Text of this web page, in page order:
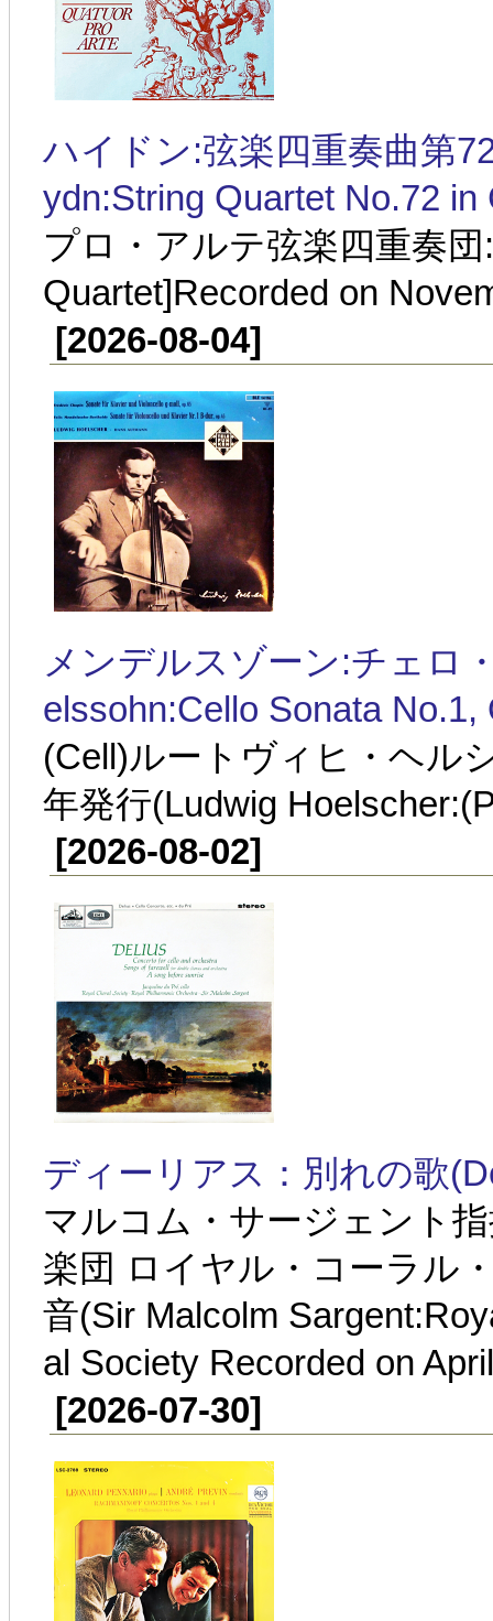
ハイドン:弦楽四重奏曲第
ydn:String Quartet No.72
プロ・アルテ弦楽四重奏
Quartet]Recorded on
[2026-08-04]
メンデルスゾーン:チェロ
elssohn:Cello Sonata No.1,
(Cell)ルートヴィヒ・ヘル
年発行(Ludwig
[2026-08-02]
ディーリアス：別れの歌
マルコム・サージェント
楽団 ロイヤル・コーラル
音(Sir Malcolm
al Society Recorded on
[2026-07-30]